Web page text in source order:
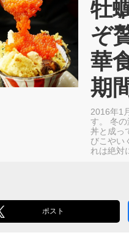
牡
ぞ
華
期
2016年1
す。 冬
丼と成っ
びこやい
れは絶対
ポスト